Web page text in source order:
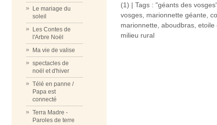
Le mariage du
soleil
Les Contes de
l'Arbre Noël
Ma vie de valise
spectacles de
noël et d'hiver
Télé en panne /
Papa est
connecté
Terra Madre -
Paroles de terre
(1) | Tags : "géants des
vosges marionnette géante
marionnette aboudbras etoile
milieu rural